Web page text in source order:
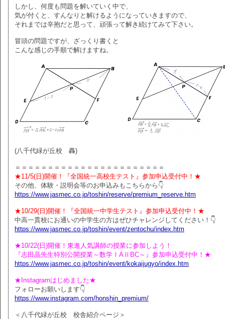
しかし、何度も問題を解いていく中で、
気が付くと、すんなりと解けるようになっていきますので、
それまでは辛抱だと思って、頑張って解き続けてみて下さい。
冒頭の問題ですが、ざっくり書くと
こんな感じの手順で解けますね。
(八千代緑が丘校 轟)
＝＝＝＝＝＝＝＝＝＝＝＝＝＝＝＝＝＝＝＝＝＝＝
★11/5(日)開催！『全国統一高校生テスト』参加申込受付中！★
その他、体験・説明会等のお申込みもこちらから👇
https://www.jasmec.co.jp/toshin/reserve/premium_reserve.htm
★10/29(日)開催！『全国統一中学生テスト』参加申込受付中！★
中高一貫校にお通いの中学生の方はぜひチャレンジしてください！👇
https://www.jasmec.co.jp/toshin/event/zentochu/index.htm
★10/22(日)開催！東進人気講師の授業に参加しよう！
『志田晶先生特別公開授業～数学ⅠAⅡBC～』参加申込受付中！★
https://www.jasmec.co.jp/toshin/event/kokaijugyo/index.htm
★Instagramはじめました★
フォローお願いします👇
https://www.instagram.com/honshin_premium/
＜八千代緑が丘校 校舎紹介ページ＞